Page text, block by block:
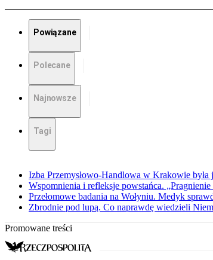
Powiązane
Polecane
Najnowsze
Tagi
Izba Przemysłowo-Handlowa w Krakowie
Wspomnienia i refleksje powstańca.
Przełomowe badania na Wołyniu. Medyk
Zbrodnie pod lupą. Co naprawdę wiedzieli
Promowane treści